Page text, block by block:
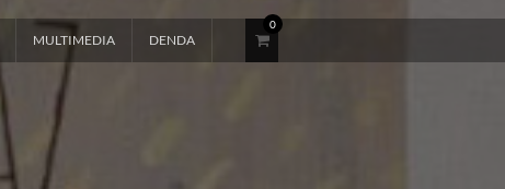
MULTIMEDIA DENDA
0